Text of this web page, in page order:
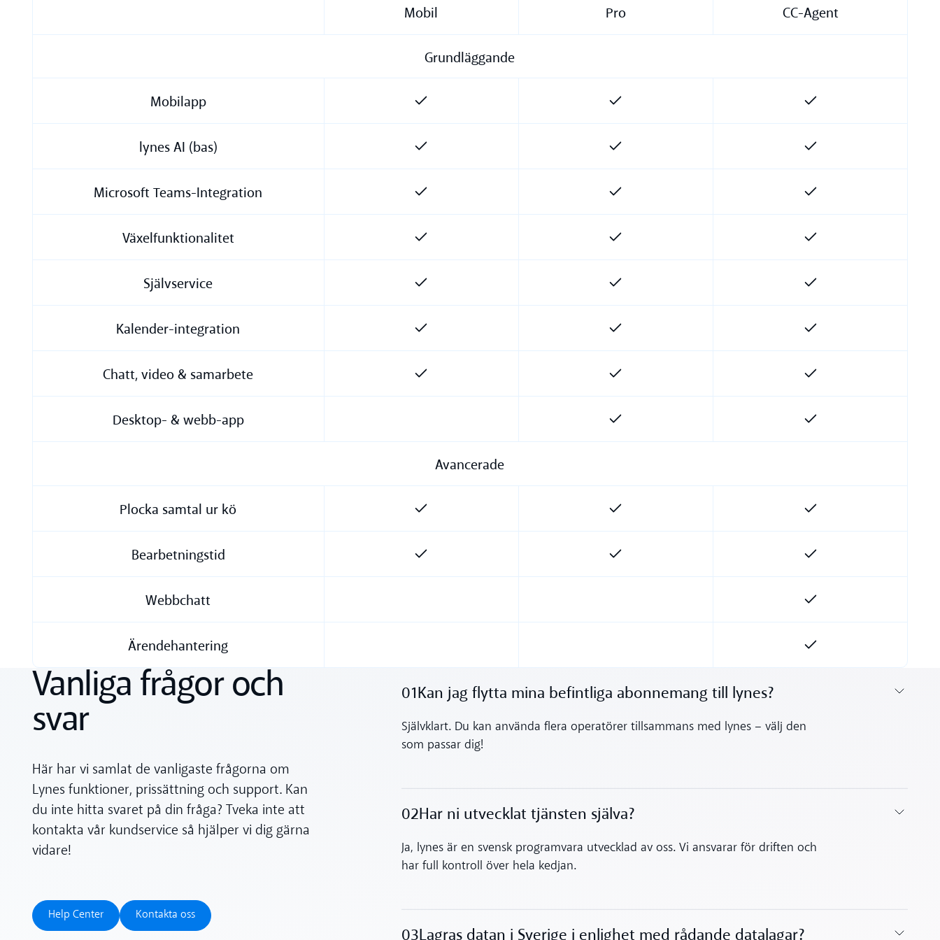
Mobil Pro CC-Agent
Grundläggande
Mobilapp
lynes AI (bas)
Microsoft Teams-Integration
Växelfunktionalitet
Självservice
Kalender-integration
Chatt, video & samarbete
Desktop- & webb-app
Avancerade
Plocka samtal ur kö
Bearbetningstid
Webbchatt
Ärendehantering
Vanliga frågor och
svar
Här har vi samlat de vanligaste frågorna om
Lynes funktioner, prissättning och support. Kan
du inte hitta svaret på din fråga? Tveka inte att
kontakta vår kundservice så hjälper vi dig gärna
vidare!
Help Center
Help Center
Kontakta oss
Kontakta oss
Toggle accordion
01Kan jag flytta mina befintliga abonnemang till lynes?
Självklart. Du kan använda flera operatörer tillsammans med lynes – välj den
som passar dig!
Toggle accordion
02Har ni utvecklat tjänsten själva?
Ja, lynes är en svensk programvara utvecklad av oss. Vi ansvarar för driften och
har full kontroll över hela kedjan.
03Lagras datan i Sverige i enlighet med rådande datalagar?